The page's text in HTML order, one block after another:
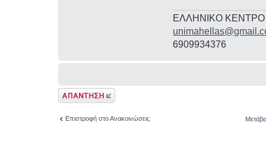
ΕΛΛΗΝΙΚΟ
6909934376
Δημιουργία
απάντησης
Επιστροφή στο Ανακοινώσεις